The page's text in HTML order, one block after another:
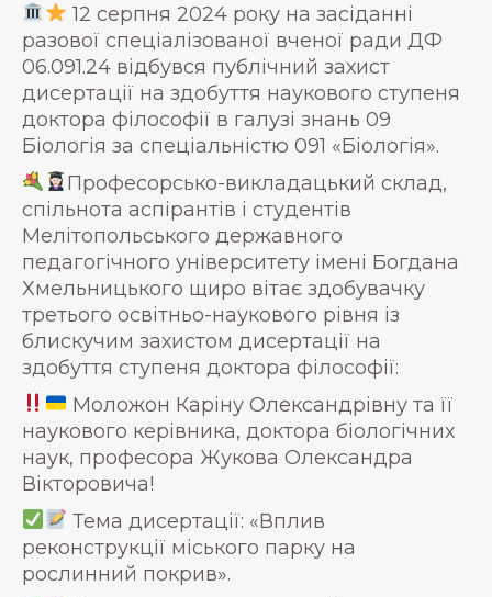
12 серпня 2024 року на засіданні
разової спеціалізованої вченої ради ДФ
06.091.24 відбувся публічний захист
дисертації на здобуття наукового ступеня
доктора філософії в галузі знань 09
Біологія за спеціальністю 091 «Біологія».
Професорсько-викладацький склад,
спільнота аспірантів і студентів
Мелітопольського державного
педагогічного університету імені Богдана
Хмельницького щиро вітає здобувачку
третього освітньо-наукового рівня із
блискучим захистом дисертації на
здобуття ступеня доктора філософії:
Моложон Каріну Олександрівну та її
наукового керівника, доктора біологічних
наук, професора Жукова Олександра
Вікторовича!
Тема дисертації: «Вплив
реконструкції міського парку на
рослинний покрив».